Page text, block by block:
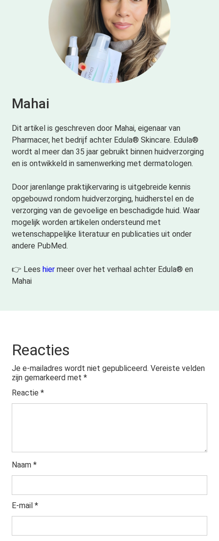
Mahai
Dit artikel is geschreven door Mahai, eigenaar van
Pharmacer, het bedrijf achter Edula® Skincare. Edula®
wordt al meer dan 35 jaar gebruikt binnen huidverzorging
en is ontwikkeld in samenwerking met dermatologen.
Door jarenlange praktijkervaring is uitgebreide kennis
opgebouwd rondom huidverzorging, huidherstel en de
verzorging van de gevoelige en beschadigde huid. Waar
mogelijk worden artikelen ondersteund met
wetenschappelijke literatuur en publicaties uit onder
andere PubMed.
👉 Lees hier meer over het verhaal achter Edula® en
Mahai
Reacties
Je e-mailadres wordt niet gepubliceerd. Vereiste velden
zijn gemarkeerd met *
Reactie *
Naam *
E-mail *